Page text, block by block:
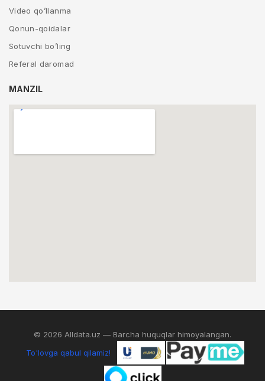
Video qo’llanma
Qonun-qoidalar
Sotuvchi bo’ling
Referal daromad
MANZIL
© 2026 Alldata.uz — Barcha huquqlar himoyalangan.
To'lovga qabul qilamiz!